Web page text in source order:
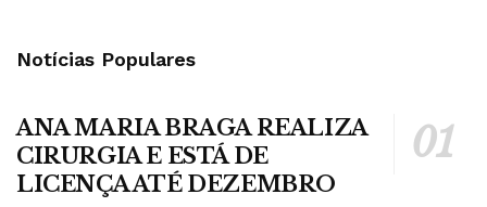
Notícias Populares
ANA MARIA BRAGA REALIZA
CIRURGIA E ESTÁ DE
LICENÇA ATÉ DEZEMBRO